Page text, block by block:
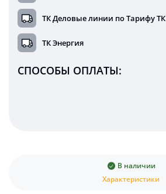
ТК Деловые линии по Тарифу ТК
ТК Энергия
СПОСОБЫ ОПЛАТЫ:
Характеристики
В наличии